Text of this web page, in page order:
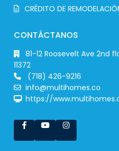
CRÉDITO DE
CONTÁCTANOS
81-12 Roosevelt Ave 2nd
11372
(718) 426-9216
info@multihomes.co
https://